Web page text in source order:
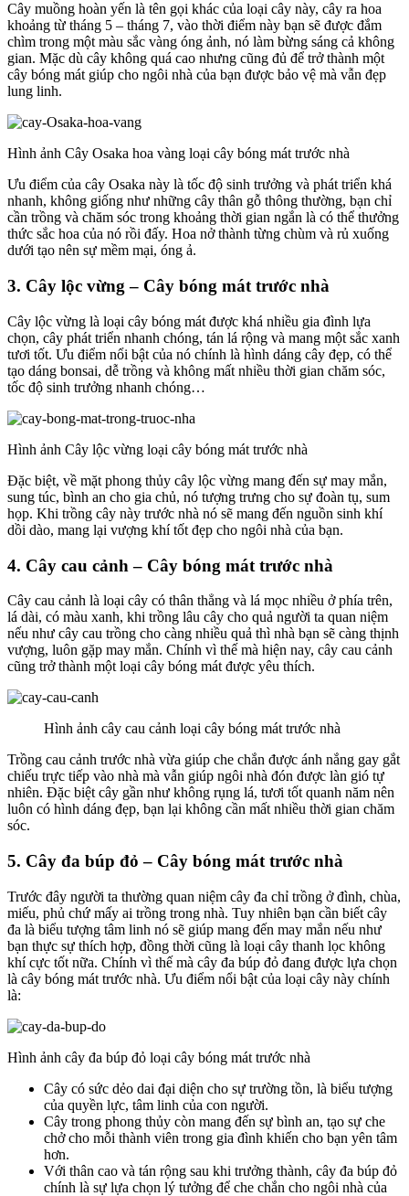
Cây muồng hoàn yến là tên gọi khác của loại cây này, cây ra hoa
khoảng từ tháng 5 – tháng 7, vào thời điểm này bạn sẽ được đắm
chìm trong một màu sắc vàng óng ảnh, nó làm bừng sáng cả không
gian. Mặc dù cây không quá cao nhưng cũng đủ để trở thành một
cây bóng mát giúp cho ngôi nhà của bạn được bảo vệ mà vẫn đẹp
lung linh.
Hình ảnh Cây Osaka hoa vàng loại cây bóng mát trước nhà
Ưu điểm của cây Osaka này là tốc độ sinh trưởng và phát triển khá
nhanh, không giống như những cây thân gỗ thông thường, bạn chỉ
cần trồng và chăm sóc trong khoảng thời gian ngắn là có thể thưởng
thức sắc hoa của nó rồi đấy. Hoa nở thành từng chùm và rủ xuống
dưới tạo nên sự mềm mại, óng ả.
3. Cây lộc vừng – Cây bóng mát trước nhà
Cây lộc vừng là loại cây bóng mát được khá nhiều gia đình lựa
chọn, cây phát triển nhanh chóng, tán lá rộng và mang một sắc xanh
tươi tốt. Ưu điểm nổi bật của nó chính là hình dáng cây đẹp, có thể
tạo dáng bonsai, dễ trồng và không mất nhiều thời gian chăm sóc,
tốc độ sinh trưởng nhanh chóng…
Hình ảnh Cây lộc vừng loại cây bóng mát trước nhà
Đặc biệt, về mặt phong thủy cây lộc vừng mang đến sự may mắn,
sung túc, bình an cho gia chủ, nó tượng trưng cho sự đoàn tụ, sum
họp. Khi trồng cây này trước nhà nó sẽ mang đến nguồn sinh khí
dồi dào, mang lại vượng khí tốt đẹp cho ngôi nhà của bạn.
4. Cây cau cảnh – Cây bóng mát trước nhà
Cây cau cảnh là loại cây có thân thẳng và lá mọc nhiều ở phía trên,
lá dài, có màu xanh, khi trồng lâu cây cho quả người ta quan niệm
nếu như cây cau trồng cho càng nhiều quả thì nhà bạn sẽ càng thịnh
vượng, luôn gặp may mắn. Chính vì thế mà hiện nay, cây cau cảnh
cũng trở thành một loại cây bóng mát được yêu thích.
Hình ảnh cây cau cảnh loại cây bóng mát trước nhà
Trồng cau cảnh trước nhà vừa giúp che chắn được ánh nắng gay gắt
chiếu trực tiếp vào nhà mà vẫn giúp ngôi nhà đón được làn gió tự
nhiên. Đặc biệt cây gần như không rụng lá, tươi tốt quanh năm nên
luôn có hình dáng đẹp, bạn lại không cần mất nhiều thời gian chăm
sóc.
5. Cây đa búp đỏ – Cây bóng mát trước nhà
Trước đây người ta thường quan niệm cây đa chỉ trồng ở đình, chùa,
miếu, phủ chứ mấy ai trồng trong nhà. Tuy nhiên bạn cần biết cây
đa là biểu tượng tâm linh nó sẽ giúp mang đến may mắn nếu như
bạn thực sự thích hợp, đồng thời cũng là loại cây thanh lọc không
khí cực tốt nữa. Chính vì thế mà cây đa búp đỏ đang được lựa chọn
là cây bóng mát trước nhà. Ưu điểm nổi bật của loại cây này chính
là:
Hình ảnh cây đa búp đỏ loại cây bóng mát trước nhà
Cây có sức dẻo dai đại diện cho sự trường tồn, là biểu tượng
của quyền lực, tâm linh của con người.
Cây trong phong thủy còn mang đến sự bình an, tạo sự che
chở cho mỗi thành viên trong gia đình khiến cho bạn yên tâm
hơn.
Với thân cao và tán rộng sau khi trưởng thành, cây đa búp đỏ
chính là sự lựa chọn lý tưởng để che chắn cho ngôi nhà của